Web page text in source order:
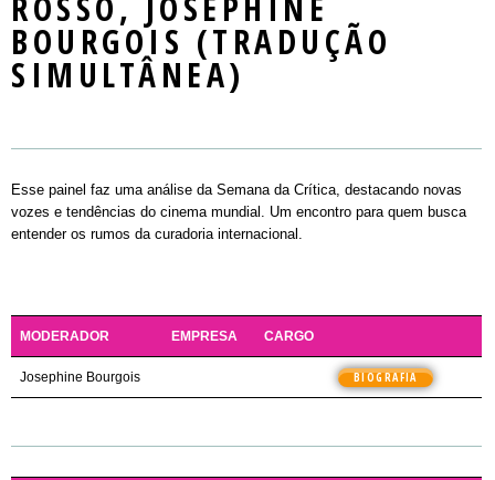
NOTÍCIAS
MASTERCLASS
ROUND TABLES
EXIBIÇÃO
RIOMARKET JOVEM
REGULAMENTO
INSCREVA-SE
Mercado
PALESTRANTES E PLAYERS
BOURGOIS (TRADUÇÃO
SIMULTÂNEA)
Esse painel faz uma análise da Semana da Crítica, destacando novas
vozes e tendências do cinema mundial. Um encontro para quem busca
entender os rumos da curadoria internacional.
MODERADOR EMPRESA CARGO
Josephine Bourgois BIOGRAFIA